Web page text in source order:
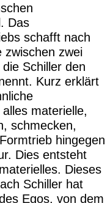
Das
schafft nach
zwischen zwei
Schiller den
Kurz erklärt
materielle,
schmecken,
hingegen
Dies entsteht
Dieses
Schiller hat
Egos, von dem